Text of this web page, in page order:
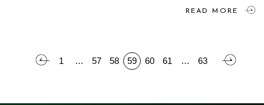
READ MORE
1 … 57 58 59 60 61 … 63